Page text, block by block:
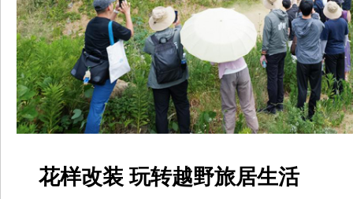
花样改装 玩转越野旅居生活